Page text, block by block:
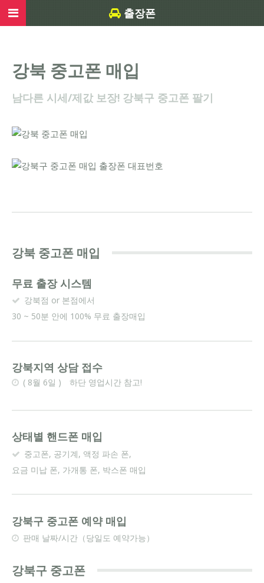
강북 중고폰 매입
무료 출장 시스템
강북점 or 본점에서
30 ~ 50분 안에 100% 무료 출장매입
강북지역 상담 접수
( 8월 6일 ) 하단 영업시간 참고!
상태별 핸드폰 매입
중고폰, 공기계, 액정 파손 폰,
요금 미납 폰, 가개통 폰, 박스폰 매입
강북구 중고폰 예약 매입
판매 날짜/시간（당일도 예약가능）
강북구 중고폰
강북 중고폰 매입
남다른 시세/제값 보장! 강북구 중고폰 팔기
출장폰